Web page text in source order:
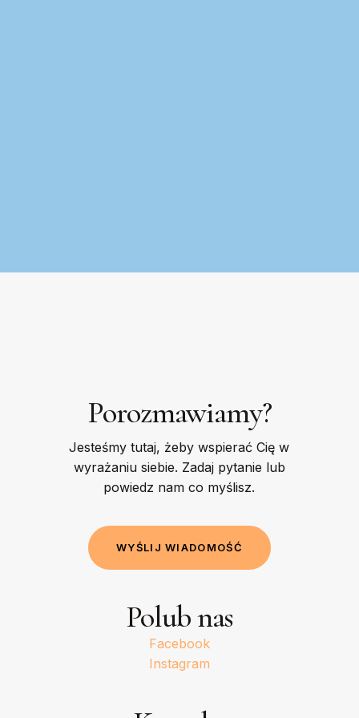
Porozmawiamy?
Jesteśmy tutaj, żeby wspierać Cię w
wyrażaniu siebie. Zadaj pytanie lub
powiedz nam co myślisz.
WYŚLI J WIADOMOŚĆ
Polub nas
Facebook
Instagram